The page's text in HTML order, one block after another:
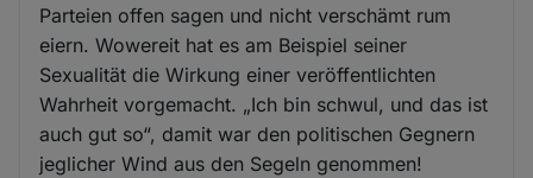
Parteien offen sagen und nicht verschämt rum
eiern. Wowereit hat es am Beispiel seiner
Sexualität die Wirkung einer veröffentlichten
Wahrheit vorgemacht. „Ich bin schwul, und das ist
auch gut so“, damit war den politischen Gegnern
jeglicher Wind aus den Segeln genommen!